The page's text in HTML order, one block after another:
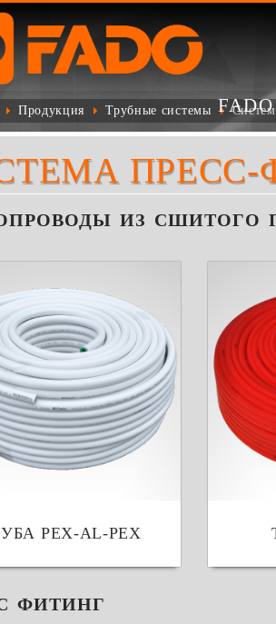
FADO
Продукция Трубные системы
ПРЕСС-
ИЗ СШИТОГО
PEX-AL-PEX
ФИТИНГ